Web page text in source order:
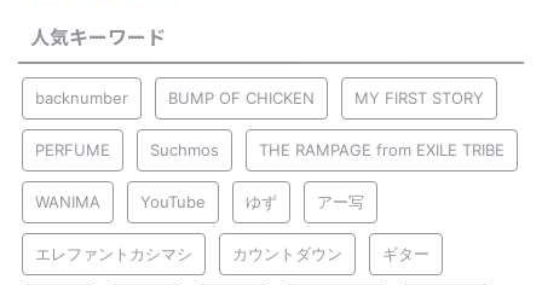
人気キーワード
backnumber BUMP OF CHICKEN MY FIRST STORY
PERFUME Suchmos THE RAMPAGE from EXILE TRIBE
WANIMA YouTube ゆず アー写
エレファントカシマシ カウントダウン ギター